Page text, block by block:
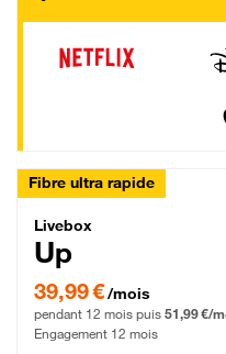
Fibre ultra rapide
Livebox Up
Livebox
Up
39,99 € par mois pendant 12
39,99 €/mois
pendant 12 mois puis 51,99 €/
Engagement 12 mois